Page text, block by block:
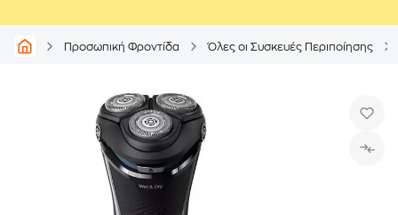
Προσωπική Φροντίδα Όλες οι Συσκευές Περιποίησης